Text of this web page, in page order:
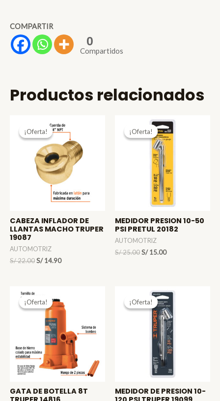
COMPARTIR
0
Compartidos
Productos relacionados
¡Oferta!
¡Oferta!
CABEZA INFLADOR DE
LLANTAS MACHO TRUPER
19087
AUTOMOTRIZ
S/22.00 El
S/14.90El
¡Oferta!
¡Oferta!
MEDIDOR PRESION 10-50
PSI PRETUL 20182
AUTOMOTRIZ
S/25.00 El
S/15.00El
¡Oferta!
¡Oferta!
GATA DE BOTELLA 8T
¡Oferta!
¡Oferta!
MEDIDOR DE PRESION 10-